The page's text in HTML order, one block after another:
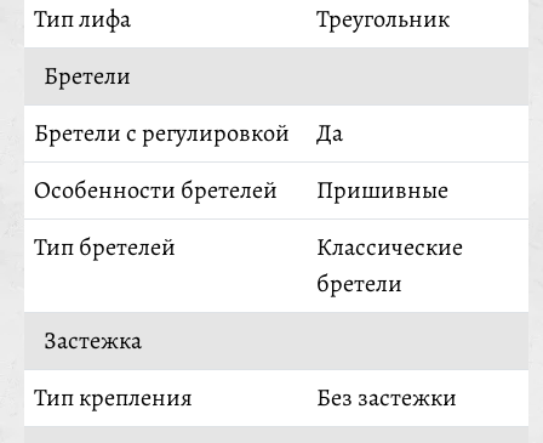
Тип лифа
Треугольник
Бретели
Бретели с регулировкой
Да
Особенности бретелей
Пришивные
Тип бретелей
Классические
бретели
Застежка
Тип крепления
Без застежки